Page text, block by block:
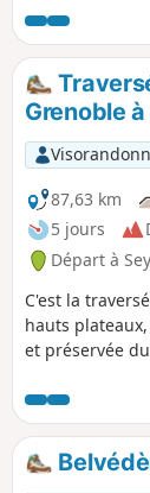
Grenoble
87,63 km
5 jours
Départ à
C'est la
hauts
et préservée
au milieu de
Bivouac sous
différents
au rendez vous.